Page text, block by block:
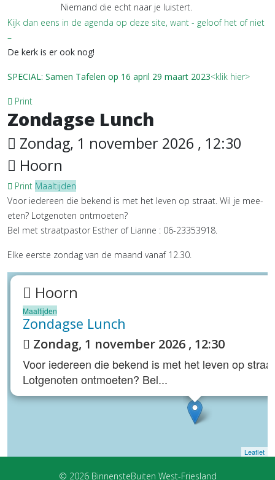
Niemand die echt naar je luistert.
Kijk dan eens in de agenda op deze site, want - geloof het of niet
–
De kerk is er ook nog!
SPECIAL: Samen Tafelen op 16 april 29 maart 2023<klik hier>
Print
Zondagse Lunch
Zondag, 1 november 2026 , 12:30
Hoorn
Print Maaltijden
Voor iedereen die bekend is met het leven op straat. Wil je mee-
eten? Lotgenoten ontmoeten?
Bel met straatpastor Esther of Lianne : 06-23353918.
Elke eerste zondag van de maand vanaf 12.30.
Hoorn
Maaltijden
Zondagse Lunch
Zondag, 1 november 2026 , 12:30
Voor iedereen die bekend is met het leven op
Lotgenoten ontmoeten? Bel...
Leaflet
© 2026 BinnensteBuiten West-Friesland